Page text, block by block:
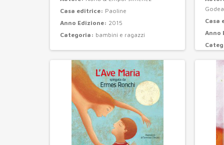
Casa editrice: Paoline
Anno Edizione: 2015
Categoria: bambini e ragazzi
Casa
Anno